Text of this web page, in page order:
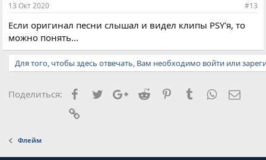
13 Окт 2020 #13
Если оригинал песни слышал и видел клипы PSY'я, то
можно понять...
Для того, чтобы здесь отвечать, Вам необходимо войти или
Поделиться: Facebook
TwitterGoogle+
Reddit PinterestTumblrWhatsApp
Флейм